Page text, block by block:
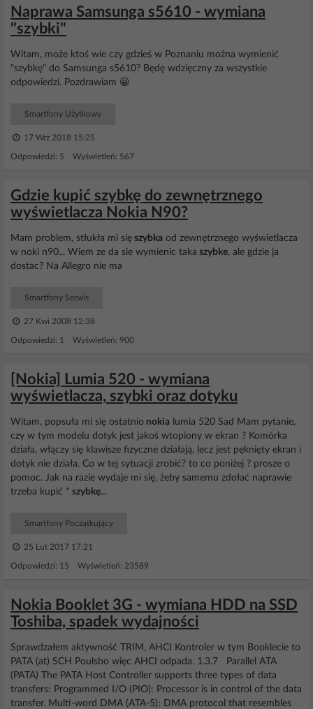
Naprawa Samsunga s5610 - wymiana
"szybki"
Witam, może ktoś wie czy gdzieś w Poznaniu można wymienić
"szybkę" do Samsunga s5610? Będę wdzięczny za wszystkie
odpowiedzi. Pozdrawiam 😀
Smartfony Użytkowy
17 Wrz 2018 15:25
Odpowiedzi: 5 Wyświetleń: 567
Gdzie kupić szybkę do zewnętrznego
wyświetlacza Nokia N90?
Mam problem, stłukła mi się szybka od zewnętrznego wyświetlacza
w noki n90... Wiem ze da sie wymienic taka szybke, ale gdzie ja
dostac? Na Allegro nie ma
Smartfony Serwis
27 Kwi 2008 12:38
Odpowiedzi: 1 Wyświetleń: 900
[Nokia] Lumia 520 - wymiana
wyświetlacza, szybki oraz dotyku
Witam, popsuła mi się ostatnio nokia lumia 520 Sad Mam pytanie,
czy w tym modelu dotyk jest jakoś wtopiony w ekran ? Komórka
działa, włączy się klawisze fizyczne działają, lecz jest pęknięty ekran i
dotyk nie działa. Co w tej sytuacji zrobić? to co poniżej ? prosze o
pomoc. Jak na razie wydaje mi się, żeby samemu zdołać naprawie
trzeba kupić * szybkę...
Smartfony Początkujący
25 Lut 2017 17:21
Odpowiedzi: 15 Wyświetleń: 23589
Nokia Booklet 3G - wymiana HDD na SSD
Toshiba, spadek wydajności
Sprawdzałem aktywność TRIM, AHCI Kontroler w tym Booklecie to
PATA (at) SCH Poulsbo więc AHCI odpada. 1.3.7 Parallel ATA
(PATA) The PATA Host Controller supports three types of data
transfers: Programmed I/O (PIO): Processor is in control of the data
transfer. Multi-word DMA (ATA-5): DMA protocol that resembles